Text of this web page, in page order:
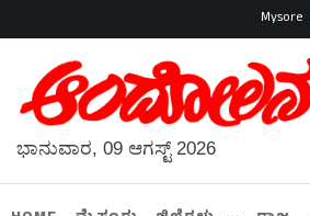
Mysore
ಭಾನುವಾರ, 09 ಆಗಸ್ಟ್ 2026